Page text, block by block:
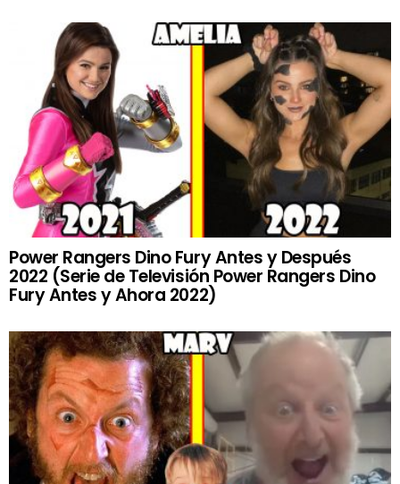
Power Rangers Dino Fury Antes y Después
2022 (Serie de Televisión Power Rangers Dino
Fury Antes y Ahora 2022)